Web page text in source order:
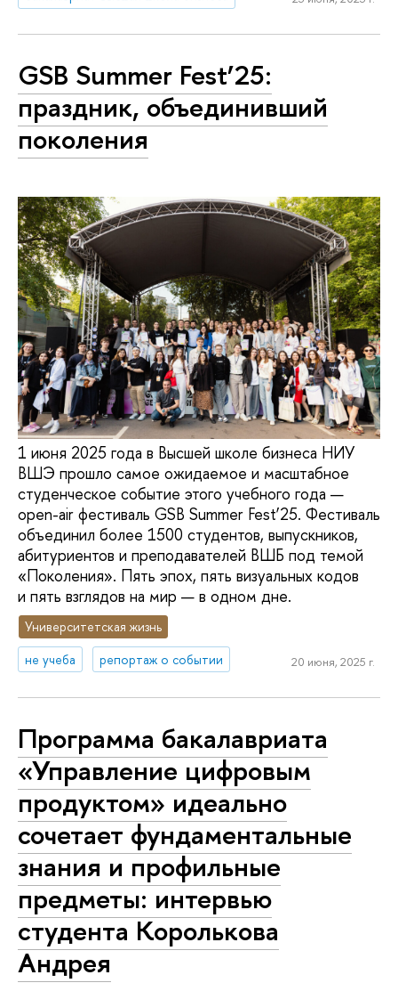
GSB Summer Fest’25:
праздник, объединивший
поколения
1 июня 2025 года в Высшей школе бизнеса НИУ
ВШЭ прошло самое ожидаемое и масштабное
студенческое событие этого учебного года —
open-air фестиваль GSB Summer Fest’25. Фестиваль
объединил более 1500 студентов, выпускников,
абитуриентов и преподавателей ВШБ под темой
«Поколения». Пять эпох, пять визуальных кодов
и пять взглядов на мир — в одном дне.
Университетская жизнь
не учеба
репортаж о событии 20 июня, 2025 г.
Программа бакалавриата
«Управление цифровым
продуктом» идеально
сочетает фундаментальные
знания и профильные
предметы: интервью
студента Королькова
Андрея